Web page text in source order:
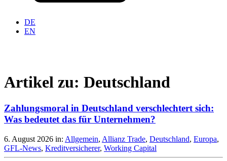
DE
EN
Artikel zu: Deutschland
Zahlungsmoral in Deutschland verschlechtert sich:
Was bedeutet das für Unternehmen?
6. August 2026 in: Allgemein, Allianz Trade, Deutschland, Europa,
GFL-News, Kreditversicherer, Working Capital